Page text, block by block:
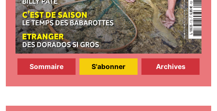
Sommaire S'abonner Archives